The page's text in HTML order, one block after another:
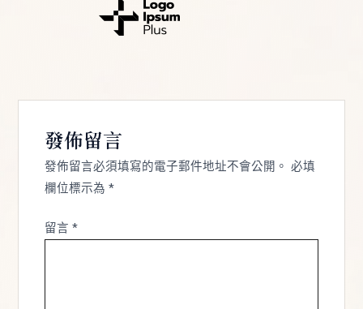
發佈留言
發佈留言必須填寫的電子郵件地址不會公開。 必填
欄位標示為 *
留言 *